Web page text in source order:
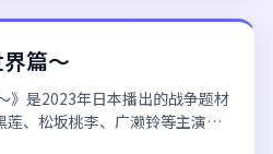
篇～
》是2023年日本播出的战争题材
、松坂桃李、广濑铃等主演。